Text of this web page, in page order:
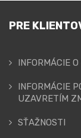
PRE
INFORMÁCIE
INFORMÁCIE
UZAVRETÍM
SŤAŽNOSTI